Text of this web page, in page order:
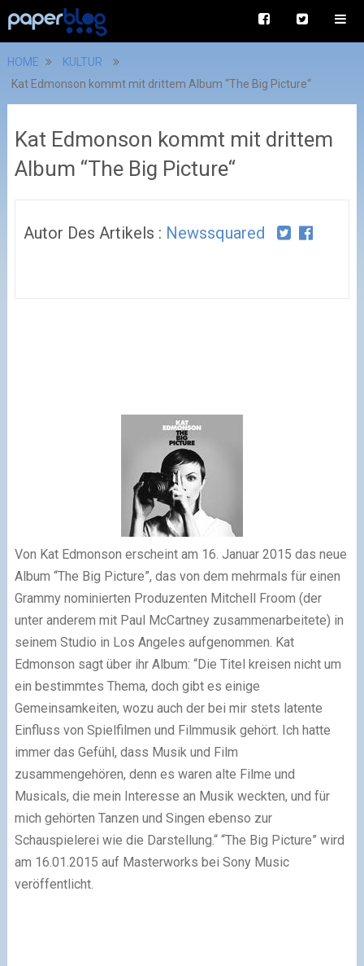
HOME
KULTUR
Kat Edmonson kommt mit drittem Album “The Big Picture“
Kat Edmonson kommt mit drittem
Album “The Big Picture“
Autor Des Artikels : Newssquared
Von Kat Edmonson erscheint am 16. Januar 2015 das neue
Album “The Big Picture”, das von dem mehrmals für einen
Grammy nominierten Produzenten Mitchell Froom (der
unter anderem mit Paul McCartney zusammenarbeitete) in
seinem Studio in Los Angeles aufgenommen. Kat
Edmonson sagt über ihr Album: “Die Titel kreisen nicht um
ein bestimmtes Thema, doch gibt es einige
Gemeinsamkeiten, wozu auch der bei mir stets latente
Einfluss von Spielfilmen und Filmmusik gehört. Ich hatte
immer das Gefühl, dass Musik und Film
zusammengehören, denn es waren alte Filme und
Musicals, die mein Interesse an Musik weckten, und für
mich gehörten Tanzen und Singen ebenso zur
Schauspielerei wie die Darstellung.“ “The Big Picture” wird
am 16.01.2015 auf Masterworks bei Sony Music
veröffentlicht.